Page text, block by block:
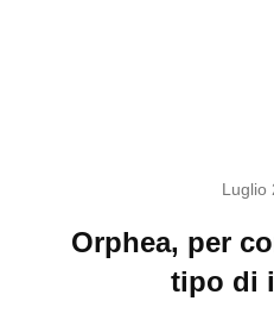
Luglio
Orphea, per
tipo di